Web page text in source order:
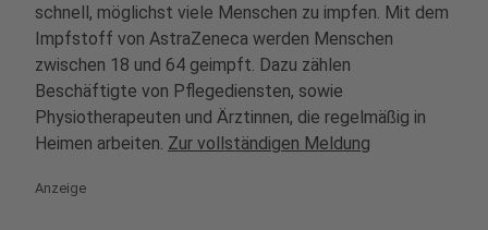
schnell, möglichst viele Menschen zu impfen. Mit dem
Impfstoff von AstraZeneca werden Menschen
zwischen 18 und 64 geimpft. Dazu zählen
Beschäftigte von Pflegediensten, sowie
Physiotherapeuten und Ärztinnen, die regelmäßig in
Heimen arbeiten. Zur vollständigen Meldung
Anzeige